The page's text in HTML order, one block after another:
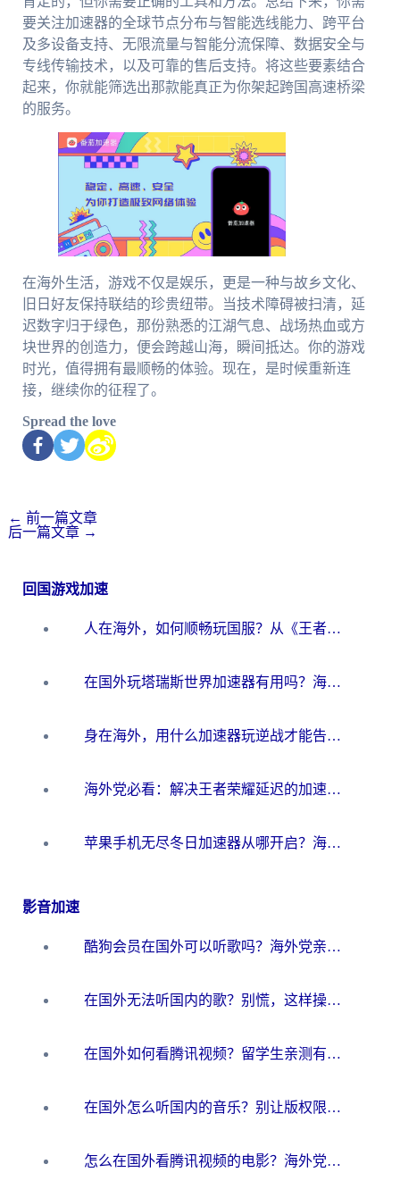
要关注加速器的全球节点分布与智能选线能力、跨平台
及多设备支持、无限流量与智能分流保障、数据安全与
专线传输技术，以及可靠的售后支持。将这些要素结合
起来，你就能筛选出那款能真正为你架起跨国高速桥梁
的服务。
在海外生活，游戏不仅是娱乐，更是一种与故乡文化、
旧日好友保持联结的珍贵纽带。当技术障碍被扫清，延
迟数字归于绿色，那份熟悉的江湖气息、战场热血或方
块世界的创造力，便会跨越山海，瞬间抵达。你的游戏
时光，值得拥有最顺畅的体验。现在，是时候重新连
接，继续你的征程了。
Spread the love
← 前一篇文章
后一篇文章 →
回国游戏加速
人在海外，如何顺畅玩国服？从《王者荣耀》到《云图计划》的加速器终极指南
在国外玩塔瑞斯世界加速器有用吗？海外玩家亲测后的真实答案
身在海外，用什么加速器玩逆战才能告别延迟？
海外党必看：解决王者荣耀延迟的加速器终极指南——从EVE到猫和老鼠，一个工具全搞定
苹果手机无尽冬日加速器从哪开启？海外玩家的冬日生存指南
影音加速
酷狗会员在国外可以听歌吗？海外党亲测有效：3步解决音乐权限难题
在国外无法听国内的歌？别慌，这样操作就能畅听QQ音乐（附亲测加速器推荐）
在国外如何看腾讯视频？留学生亲测有效的回国加速方案
在国外怎么听国内的音乐？别让版权限制断了你的华语歌单
怎么在国外看腾讯视频的电影？海外党亲测有效的回国加速指南